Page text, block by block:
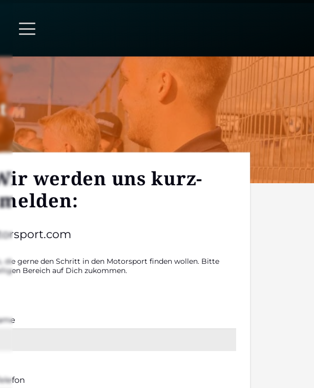
wer­den uns kurz­
die ger­ne den Schritt in den Motor­sport fin­den wol­len. Bit­te
Bereich auf Dich zukom­men.